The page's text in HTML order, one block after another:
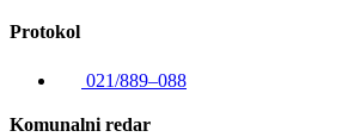
Protokol
021/889–088
Komunalni redar